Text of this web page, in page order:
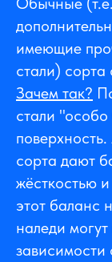
имеющие
стали) сорта
Зачем так?
стали
сорта дают
жёсткостью
этот баланс
наледи